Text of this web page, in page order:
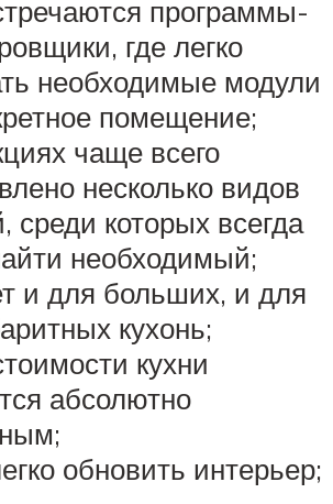
программы-
где легко
необходимые модули
помещение;
чаще всего
несколько видов
среди которых всегда
необходимый;
и для больших, и для
кухонь;
кухни
абсолютно
обновить интерьер;